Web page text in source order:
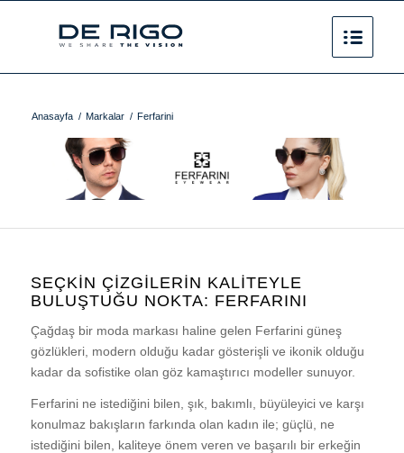
Anasayfa / Markalar / Ferfarini
SEÇKİN ÇİZGİLERİN KALİTEYLE
BULUŞTUĞU NOKTA: FERFARINI
Çağdaş bir moda markası haline gelen Ferfarini güneş
gözlükleri, modern olduğu kadar gösterişli ve ikonik olduğu
kadar da sofistike olan göz kamaştırıcı modeller sunuyor.
Ferfarini ne istediğini bilen, şık, bakımlı, büyüleyici ve karşı
konulmaz bakışların farkında olan kadın ile; güçlü, ne
istediğini bilen, kaliteye önem veren ve başarılı bir erkeğin